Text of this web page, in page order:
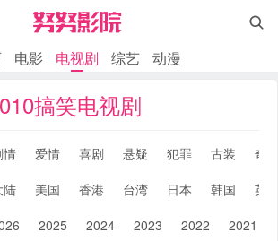

电影 电视剧 综艺 动漫
搞笑电视剧
情 爱情 喜剧 悬疑 犯罪 古装
奇
陆 美国 香港 台湾 日本 韩国
英
2025 2024 2023 2022 2021